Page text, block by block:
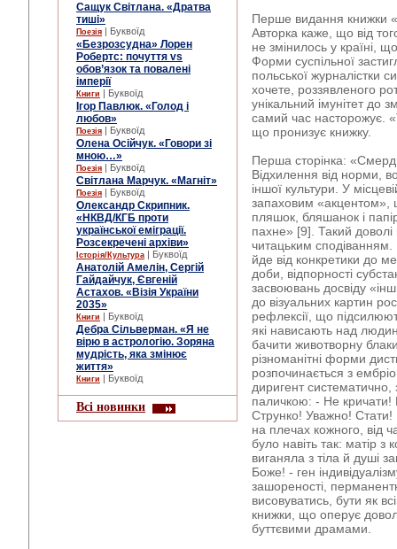
Сащук Світлана. «Дратва
тиші»
Поезія | Буквоїд
«Безрозсудна» Лорен
Робертс: почуття vs
обов’язок та повалені
імперії
Книги | Буквоїд
Ігор Павлюк. «Голод і
любов»
Поезія | Буквоїд
Олена Осійчук. «Говори зі
мною…»
Поезія | Буквоїд
Світлана Марчук. «Магніт»
Поезія | Буквоїд
Олександр Скрипник.
«НКВД/КГБ проти
української еміграції.
Розсекречені архіви»
Історія/Культура | Буквоїд
Анатолій Амелін, Сергій
Гайдайчук, Євгеній
Астахов. «Візія України
2035»
Книги | Буквоїд
Дебра Сільверман. «Я не
вірю в астрологію. Зоряна
мудрість, яка змінює
життя»
Книги | Буквоїд
Всі новинки
Перше видання книжки
Авторка каже, що від
не змінилось у країні,
Форми суспільної
польської журналістки
хочете, роззявленого
унікальний імунітет до
самий час насторожує.
що пронизує книжку.
Перша сторінка:
Відхилення від норми,
іншої культури. У
запаховим
пляшок, бляшанок і
пахне» [9]. Такий
читацьким
йде від конкретики до
доби, відпорності
засвоювань досвіду
до візуальних картин
рефлексії, що
які нависають над
бачити животворну
різноманітні форми
розпочинається з
диригент систематично,
паличкою: - Не кричати!
Струнко! Уважно! Стати!
на плечах кожного, від
було навіть так: матір
виганяла з тіла й душі
Боже! - ген
зашореності,
висовуватись, бути як
книжки, що оперує
буттєвими драмами.